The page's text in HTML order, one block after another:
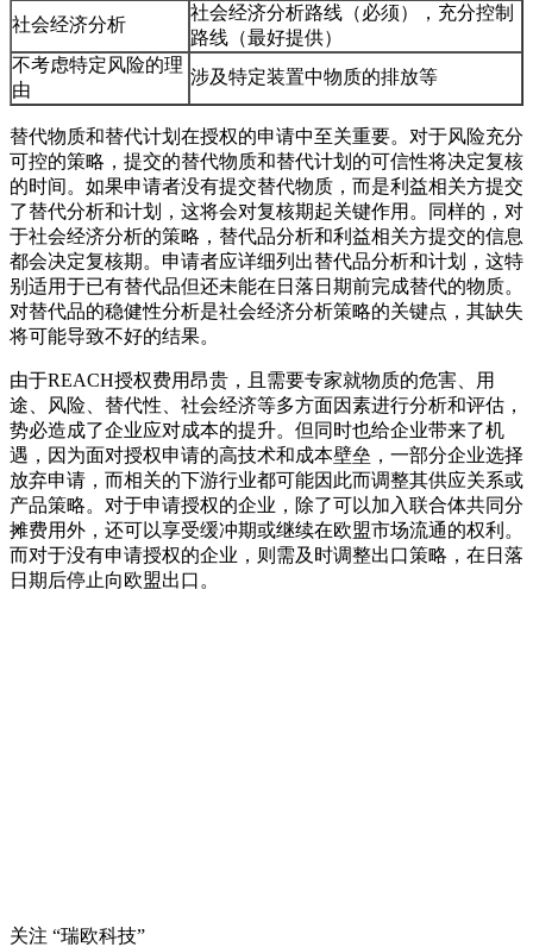
社会经济分析
社会经济分析路线（必须），充分控制
路线（最好提供）
不考虑特定风险的理
由
涉及特定装置中物质的排放等
替代物质和替代计划在授权的申请中至关重要。对于风险充分
可控的策略，提交的替代物质和替代计划的可信性将决定复核
的时间。如果申请者没有提交替代物质，而是利益相关方提交
了替代分析和计划，这将会对复核期起关键作用。同样的，对
于社会经济分析的策略，替代品分析和利益相关方提交的信息
都会决定复核期。申请者应详细列出替代品分析和计划，这特
别适用于已有替代品但还未能在日落日期前完成替代的物质。
对替代品的稳健性分析是社会经济分析策略的关键点，其缺失
将可能导致不好的结果。
由于REACH授权费用昂贵，且需要专家就物质的危害、用
途、风险、替代性、社会经济等多方面因素进行分析和评估，
势必造成了企业应对成本的提升。但同时也给企业带来了机
遇，因为面对授权申请的高技术和成本壁垒，一部分企业选择
放弃申请，而相关的下游行业都可能因此而调整其供应关系或
产品策略。对于申请授权的企业，除了可以加入联合体共同分
摊费用外，还可以享受缓冲期或继续在欧盟市场流通的权利。
而对于没有申请授权的企业，则需及时调整出口策略，在日落
日期后停止向欧盟出口。
关注 “瑞欧科技”